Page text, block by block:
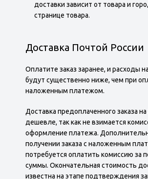
доставки зависит от товара и
странице товара.
Доставка Почтой России
Оплатите заказ заранее, и расходы
будут существенно ниже, чем при
наложенным платежом.
Доставка предоплаченного заказа на
дешевле, так как не взимается
оформление платежа.
получении заказа с наложенным
потребуется оплатить комиссию за
суммы. Окончательная стоимость
известна на этапе подтверждения